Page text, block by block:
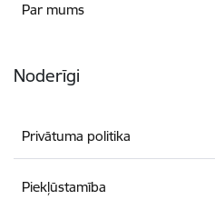
Par mums
Noderīgi
Privātuma politika
Piekļūstamība